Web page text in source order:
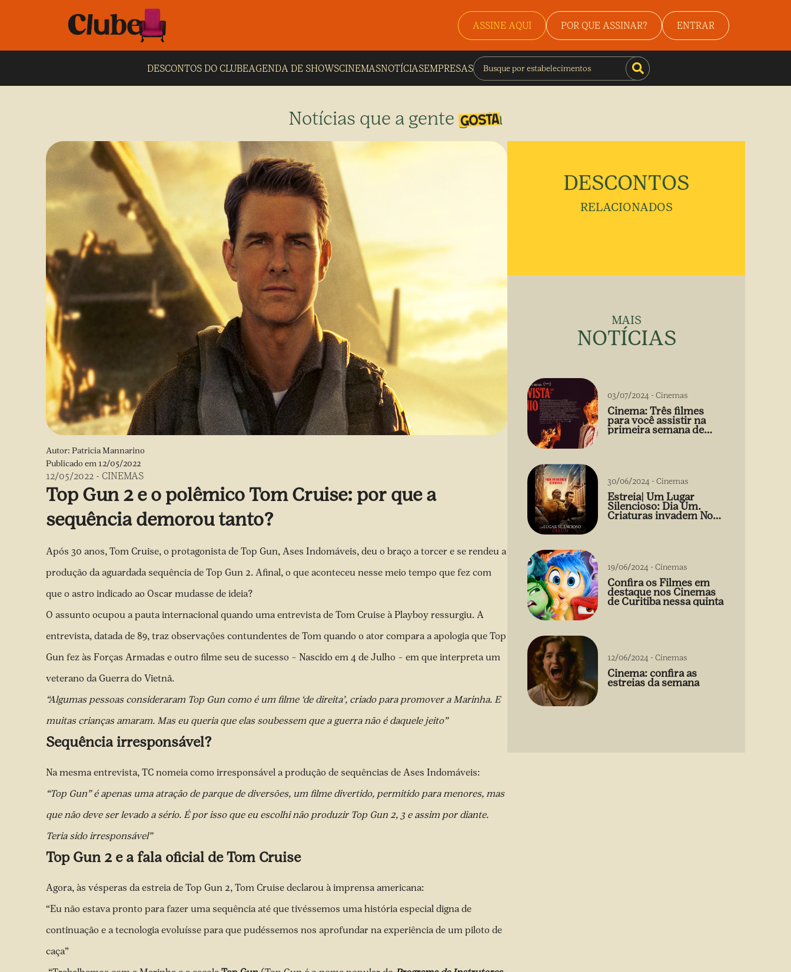
ASSINE AQUI POR QUE ASSINAR? ENTRAR
DESCONTOS DO CLUBEAGENDA DE SHOWSCINEMASNOTÍCIASEMPRESAS
Notícias que a gente gosta
Autor: Patricia Mannarino
Publicado em12/05/2022
12/05/2022 - CINEMAS
Top Gun 2 e o polêmico Tom Cruise: por que a
sequência demorou tanto?
Após 30 anos, Tom Cruise, o protagonista de Top Gun, Ases Indomáveis, deu o braço a torcer e se rendeu a
produção da aguardada sequência de Top Gun 2. Afinal, o que aconteceu nesse meio tempo que fez com
que o astro indicado ao Oscar mudasse de ideia?
O assunto ocupou a pauta internacional quando uma entrevista de Tom Cruise à Playboy ressurgiu. A
entrevista, datada de 89, traz observações contundentes de Tom quando o ator compara a apologia que Top
Gun fez às Forças Armadas e outro filme seu de sucesso – Nascido em 4 de Julho – em que interpreta um
veterano da Guerra do Vietnã.
“Algumas pessoas consideraram Top Gun como é um filme ‘de direita’, criado para promover a Marinha. E
muitas crianças amaram. Mas eu queria que elas soubessem que a guerra não é daquele jeito”
Sequência irresponsável?
Na mesma entrevista, TC nomeia como irresponsável a produção de sequências de Ases Indomáveis:
“Top Gun” é apenas uma atração de parque de diversões, um filme divertido, permitido para menores, mas
que não deve ser levado a sério. É por isso que eu escolhi não produzir Top Gun 2, 3 e assim por diante.
Teria sido irresponsável”
Top Gun 2 e a fala oficial de Tom Cruise
Agora, às vésperas da estreia de Top Gun 2, Tom Cruise declarou à imprensa americana:
“Eu não estava pronto para fazer uma sequência até que tivéssemos uma história especial digna de
continuação e a tecnologia evoluísse para que pudéssemos nos aprofundar na experiência de um piloto de
caça”
DESCONTOS
RELACIONADOS
MAIS
NOTÍCIAS
03/07/2024 -Cinemas
Cinema: Três filmes
para você assistir na
primeira semana de
Julho
30/06/2024 -Cinemas
Estreia| Um Lugar
Silencioso: Dia Um.
Criaturas invadem Nova
19/06/2024 -Cinemas
Confira os Filmes em
destaque nos Cinemas
de Curitiba nessa quinta
12/06/2024 -Cinemas
Cinema: confira as
estreias da semana